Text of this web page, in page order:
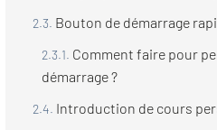
Bouton de démarrage
Comment faire pour
démarrage ?
Introduction de cours